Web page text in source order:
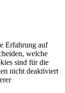
Erfahrung auf
welche
sind für die
nicht deaktiviert